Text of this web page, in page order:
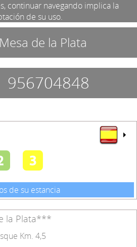
continuar navegando implica la
de su uso.
de la Plata
956704848
de su estancia
la Plata***
Km. 4,5